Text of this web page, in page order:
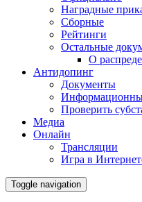
Наградные
Сборные
Рейтинги
Остальные
О
Антидопинг
Документы
Проверить
Медиа
Онлайн
Трансляции
Игра в
Toggle navigation